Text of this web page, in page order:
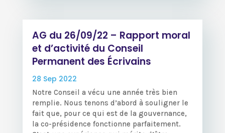
AG du 26/09/22 – Rapport moral
et d’activité du Conseil
Permanent des Écrivains
28 Sep 2022
Notre Conseil a vécu une année très bien
remplie. Nous tenons d’abord à souligner le
fait que, pour ce qui est de la gouvernance,
la co-présidence fonctionne parfaitement.